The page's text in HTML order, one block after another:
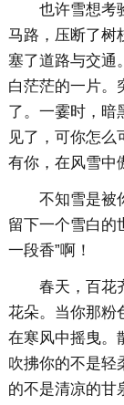
也许雪想考
马路，压断了树
塞了道路与交通
白茫茫的一片。
了。一霎时，暗
见了，可你怎么
有你，在风雪中
不知雪是被
留下一个雪白的
一段香”啊！
春天，百花
花朵。当你那粉
在寒风中摇曳。
吹拂你的不是轻
的不是清凉的甘